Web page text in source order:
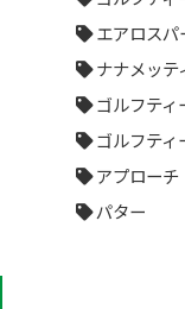
エアロスパ
ナナメッテ
ゴルフテ
ゴルフテ
アプローチ
パター